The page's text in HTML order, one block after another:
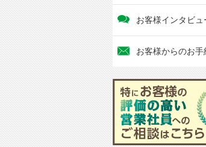
お客様インタビュ
お客様からのお手